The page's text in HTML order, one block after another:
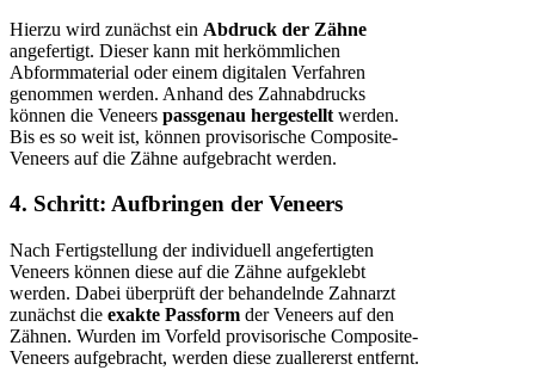
Hierzu wird zunächst ein Abdruck der Zähne
angefertigt. Dieser kann mit herkömmlichen
Abformmaterial oder einem digitalen Verfahren
genommen werden. Anhand des Zahnabdrucks
können die Veneers passgenau hergestellt werden.
Bis es so weit ist, können provisorische Composite-
Veneers auf die Zähne aufgebracht werden.
4. Schritt: Aufbringen der Veneers
Nach Fertigstellung der individuell angefertigten
Veneers können diese auf die Zähne aufgeklebt
werden. Dabei überprüft der behandelnde Zahnarzt
zunächst die exakte Passform der Veneers auf den
Zähnen. Wurden im Vorfeld provisorische Composite-
Veneers aufgebracht, werden diese zuallererst entfernt.